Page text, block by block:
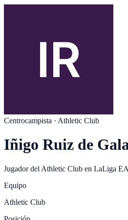
Centrocampista · Athletic Club
Iñigo Ruiz de
Jugador del Athletic Club en LaLiga
Equipo
Athletic Club